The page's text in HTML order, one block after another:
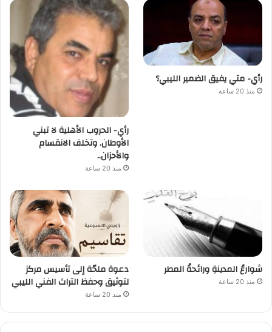
رأي- متي يفيق الضمير الليبي؟
منذ 20 ساعة
رأي- الحروب الأهلية لا تبني
الأوطان. وتخلف الانقسام
والأحزان..
منذ 20 ساعة
شوارعُ المدينةِ ورائحةُ المطر
منذ 20 ساعة
دعوة ملحّة إلى تأسيس مركز
لتوثيق وحفظ التراث الفني الليبي
منذ 20 ساعة